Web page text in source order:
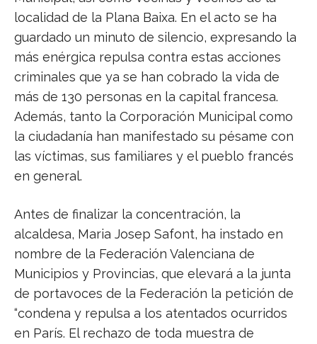
localidad de la Plana Baixa. En el acto se ha
guardado un minuto de silencio, expresando la
más enérgica repulsa contra estas acciones
criminales que ya se han cobrado la vida de
más de 130 personas en la capital francesa.
Además, tanto la Corporación Municipal como
la ciudadanía han manifestado su pésame con
las víctimas, sus familiares y el pueblo francés
en general.
Antes de finalizar la concentración, la
alcaldesa, Maria Josep Safont, ha instado en
nombre de la Federación Valenciana de
Municipios y Provincias, que elevará a la junta
de portavoces de la Federación la petición de
“condena y repulsa a los atentados ocurridos
en París. El rechazo de toda muestra de